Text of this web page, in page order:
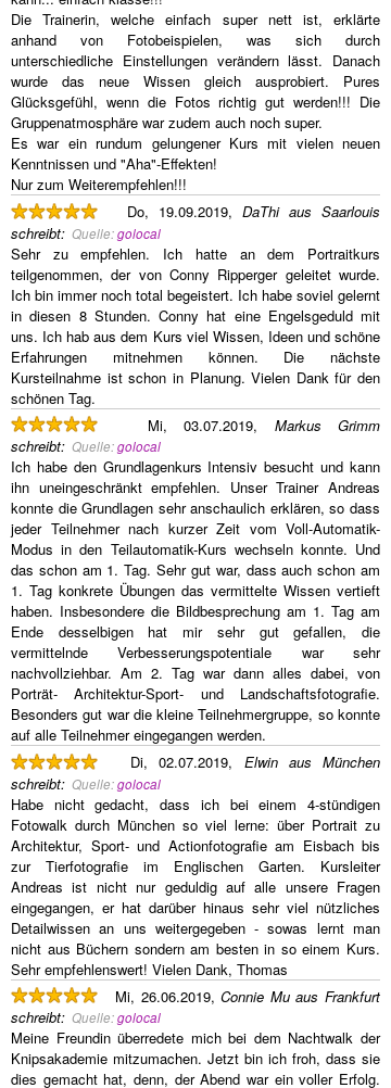
Die Trainerin, welche einfach super nett ist, erklärte
anhand von Fotobeispielen, was sich durch
unterschiedliche Einstellungen verändern lässt. Danach
wurde das neue Wissen gleich ausprobiert. Pures
Glücksgefühl, wenn die Fotos richtig gut werden!!! Die
Gruppenatmosphäre war zudem auch noch super.
Es war ein rundum gelungener Kurs mit vielen neuen
Kenntnissen und "Aha"-Effekten!
Nur zum Weiterempfehlen!!!
Do, 19.09.2019, DaThi aus Saarlouis
schreibt: Quelle:golocal
Sehr zu empfehlen. Ich hatte an dem Portraitkurs
teilgenommen, der von Conny Ripperger geleitet wurde.
Ich bin immer noch total begeistert. Ich habe soviel gelernt
in diesen 8 Stunden. Conny hat eine Engelsgeduld mit
uns. Ich hab aus dem Kurs viel Wissen, Ideen und schöne
Erfahrungen mitnehmen können. Die nächste
Kursteilnahme ist schon in Planung. Vielen Dank für den
schönen Tag.
Mi, 03.07.2019, Markus Grimm
schreibt: Quelle:golocal
Ich habe den Grundlagenkurs Intensiv besucht und kann
ihn uneingeschränkt empfehlen. Unser Trainer Andreas
konnte die Grundlagen sehr anschaulich erklären, so dass
jeder Teilnehmer nach kurzer Zeit vom Voll-Automatik-
Modus in den Teilautomatik-Kurs wechseln konnte. Und
das schon am 1. Tag. Sehr gut war, dass auch schon am
1. Tag konkrete Übungen das vermittelte Wissen vertieft
haben. Insbesondere die Bildbesprechung am 1. Tag am
Ende desselbigen hat mir sehr gut gefallen, die
vermittelnde Verbesserungspotentiale war sehr
nachvollziehbar. Am 2. Tag war dann alles dabei, von
Porträt- Architektur-Sport- und Landschaftsfotografie.
Besonders gut war die kleine Teilnehmergruppe, so konnte
auf alle Teilnehmer eingegangen werden.
Di, 02.07.2019, Elwin aus München
schreibt: Quelle:golocal
Habe nicht gedacht, dass ich bei einem 4-stündigen
Fotowalk durch München so viel lerne: über Portrait zu
Architektur, Sport- und Actionfotografie am Eisbach bis
zur Tierfotografie im Englischen Garten. Kursleiter
Andreas ist nicht nur geduldig auf alle unsere Fragen
eingegangen, er hat darüber hinaus sehr viel nützliches
Detailwissen an uns weitergegeben - sowas lernt man
nicht aus Büchern sondern am besten in so einem Kurs.
Sehr empfehlenswert! Vielen Dank, Thomas
Mi, 26.06.2019,Connie Mu aus Frankfurt
schreibt: Quelle:golocal
Meine Freundin überredete mich bei dem Nachtwalk der
Knipsakademie mitzumachen. Jetzt bin ich froh, dass sie
dies gemacht hat, denn, der Abend war ein voller Erfolg.